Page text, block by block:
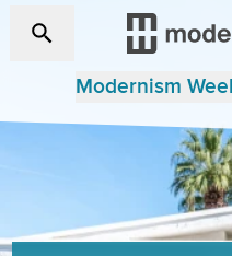
Modernism